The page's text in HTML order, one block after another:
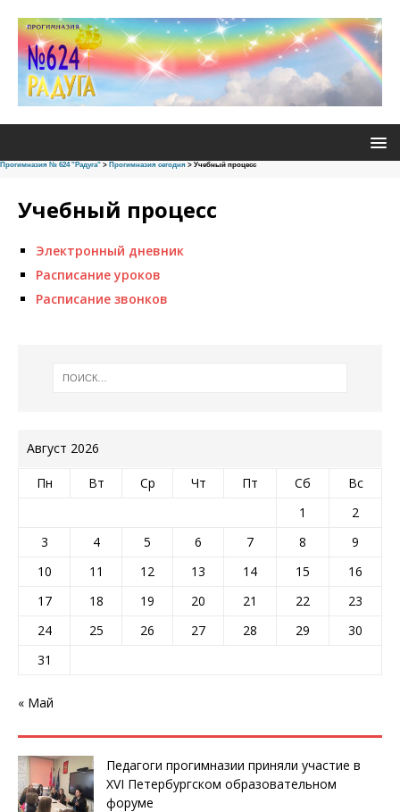
Прогимназия № 624 "Радуга" > Прогимназия сегодня > Учебный процесс
Учебный процесс
Электронный дневник
Расписание уроков
Расписание звонков
Август 2026
Пн Вт Ср Чт Пт Сб
Вс
1
2
3
4 5 6 7 8
9
10
11 12 13 14 15
16
17
18 19 20 21 22
23
24
25 26 27 28 29
30
31
« Май
Педагоги прогимназии приняли участие в
XVI Петербургском образовательном
форуме